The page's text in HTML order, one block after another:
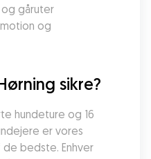
gåruter
og
sikre?
hundeture og 16
er vores
bedste. Enhver